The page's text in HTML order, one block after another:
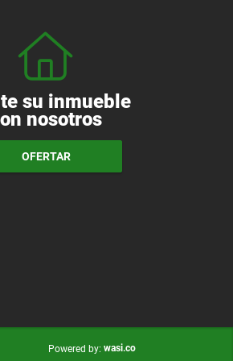
su inmueble
nosotros
OFERTAR
Powered by: wasi.co